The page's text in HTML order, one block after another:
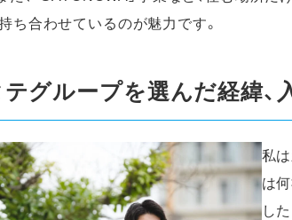
ち合わせているのが魅力です。
テグループを選んだ経緯
私
は
し